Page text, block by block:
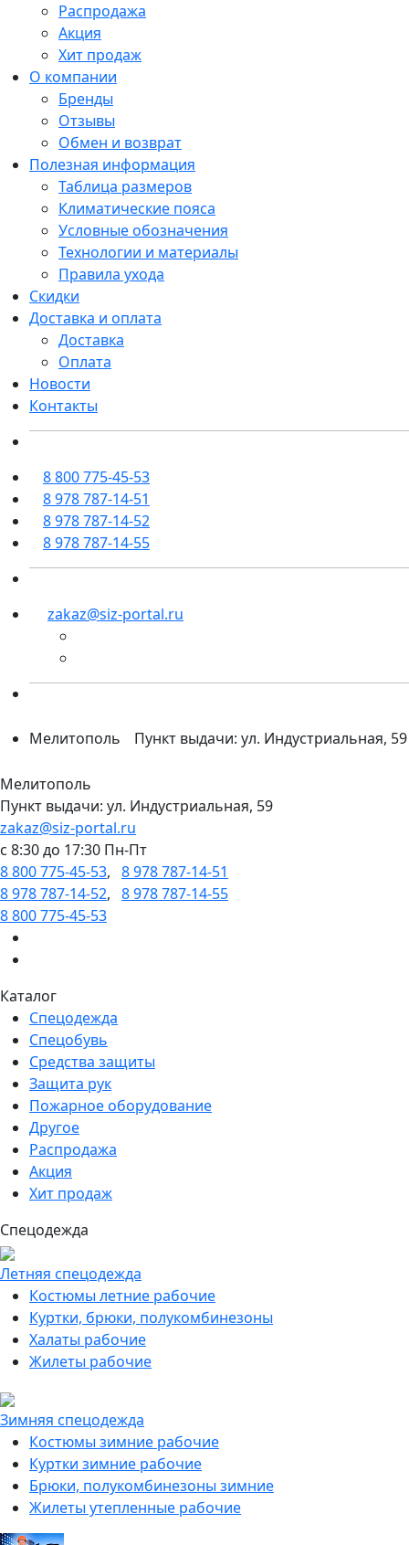
Распродажа
Акция
Хит продаж
О компании
Бренды
Отзывы
Обмен и возврат
Полезная информация
Таблица размеров
Климатические пояса
Условные обозначения
Технологии и материалы
Правила ухода
Скидки
Доставка и оплата
Доставка
Оплата
Новости
Контакты
8 800 775-45-53
8 978 787-14-51
8 978 787-14-52
8 978 787-14-55
zakaz@siz-portal.ru
Мелитополь Пункт выдачи: ул. Индустриальная, 59
Мелитополь
Пункт выдачи: ул. Индустриальная, 59
zakaz@siz-portal.ru
c 8:30 до 17:30 Пн-Пт
8 800 775-45-53, 8 978 787-14-51
8 978 787-14-52, 8 978 787-14-55
8 800 775-45-53
Каталог
Спецодежда
Спецобувь
Средства защиты
Защита рук
Пожарное оборудование
Другое
Распродажа
Акция
Хит продаж
Спецодежда
Летняя спецодежда
Костюмы летние рабочие
Куртки, брюки, полукомбинезоны
Халаты рабочие
Жилеты рабочие
Зимняя спецодежда
Костюмы зимние рабочие
Куртки зимние рабочие
Брюки, полукомбинезоны зимние
Жилеты утепленные рабочие